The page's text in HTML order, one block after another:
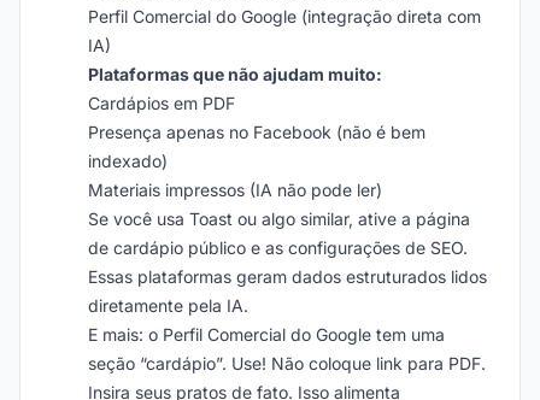
Perfil Comercial do Google (integração direta com
IA)
Plataformas que não ajudam muito:
Cardápios em PDF
Presença apenas no Facebook (não é bem
indexado)
Materiais impressos (IA não pode ler)
Se você usa Toast ou algo similar, ative a página
de cardápio público e as configurações de SEO.
Essas plataformas geram dados estruturados lidos
diretamente pela IA.
E mais: o Perfil Comercial do Google tem uma
seção “cardápio”. Use! Não coloque link para PDF.
Insira seus pratos de fato. Isso alimenta